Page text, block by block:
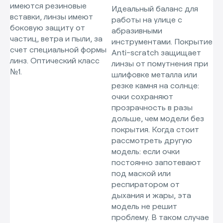
имеются резиновые
вставки, линзы имеют
боковую защиту от
частиц, ветра и пыли, за
счет специальной формы
линз. Оптический класс
№1.
Идеальный баланс для
работы на улице с
абразивными
инструментами. Покрытие
Anti-scratch защищает
линзы от помутнения при
шлифовке металла или
резке камня на солнце:
очки сохраняют
прозрачность в разы
дольше, чем модели без
покрытия. Когда стоит
рассмотреть другую
модель: если очки
постоянно запотевают
под маской или
респиратором от
дыхания и жары, эта
модель не решит
проблему. В таком случае